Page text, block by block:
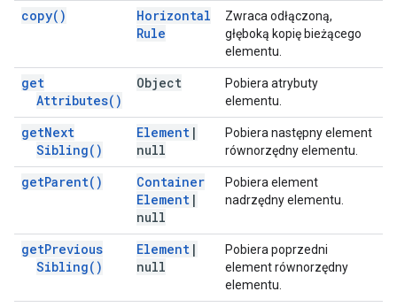
copy( )
Horizontal
Rule
Zwraca odłączoną,
głęboką kopię bieżącego
elementu.
get
Attributes( )
Object
Pobiera atrybuty
elementu.
getNext
Sibling( )
Element |
null
Pobiera następny element
równorzędny elementu.
getParent( )
Container
Element |
null
Pobiera element
nadrzędny elementu.
getPrevious
Sibling( )
Element |
null
Pobiera poprzedni
element równorzędny
elementu.